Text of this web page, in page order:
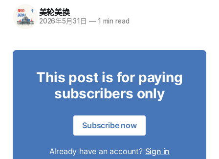
美轮美换
2026年5月31日 —1 min read
This post is for paying
subscribers only
Subscribe now
Already have an account? Sign in